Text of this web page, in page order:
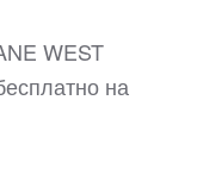
WEST
на